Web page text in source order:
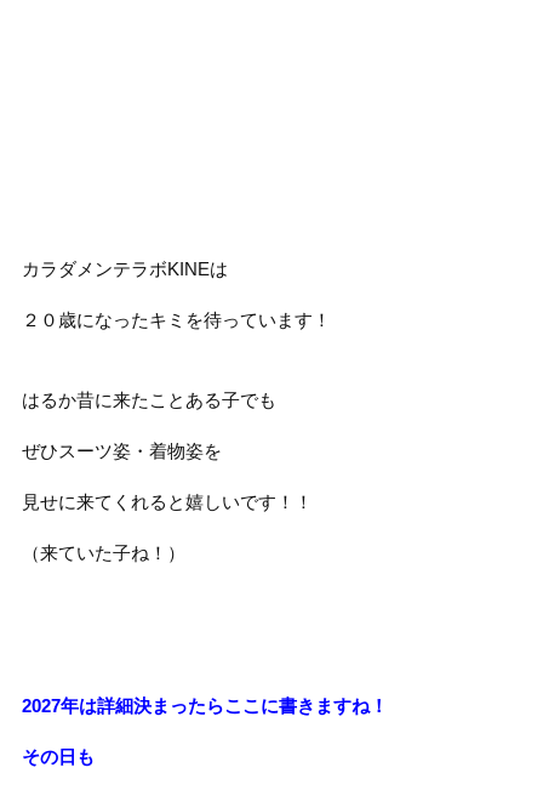
カラダメンテラボKINEは
２０歳になったキミを待っています！
はるか昔に来たことある子でも
ぜひスーツ姿・着物姿を
見せに来てくれると嬉しいです！！
（来ていた子ね！）
2027年は詳細決まったらここに書きますね！
その日も